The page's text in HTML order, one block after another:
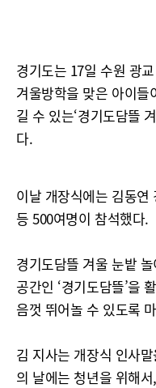
경기도는 17일 수원 광
겨울방학을 맞은 아이
길 수 있는‘경기도담뜰
다.
이날 개장식에는 김동
등 500여명이 참석했다.
경기도담뜰 겨울 눈밭
공간인 ‘경기도담뜰’을
음껏 뛰어놀 수 있도록
김 지사는 개장식 인사
의 날에는 청년을 위해